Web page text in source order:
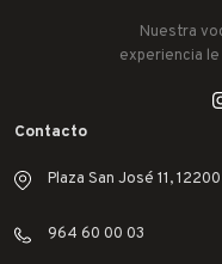
Nuestra
experiencia
Contacto
Plaza San José 11,
964 60 00 03